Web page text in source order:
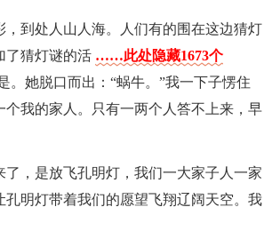
到处人山人海。人们有的围在这边猜灯
猜灯谜的活 ……此处隐藏1673个
。她脱口而出：“蜗牛。”我一下子愣住
我的家人。只有一两个人答不上来，早
，是放飞孔明灯，我们一大家子人一家
明灯带着我们的愿望飞翔辽阔天空。我